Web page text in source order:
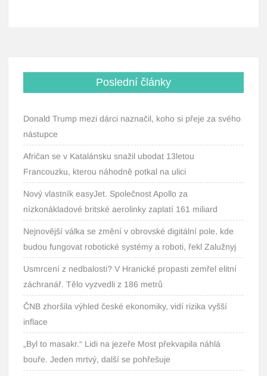
Poslední články
Donald Trump mezi dárci naznačil, koho si přeje za svého
nástupce
Afričan se v Katalánsku snažil ubodat 13letou
Francouzku, kterou náhodně potkal na ulici
Nový vlastník easyJet. Společnost Apollo za
nízkonákladové britské aerolinky zaplatí 161 miliard
Nejnovější válka se změní v obrovské digitální pole, kde
budou fungovat robotické systémy a roboti, řekl Zalužnyj
Usmrcení z nedbalosti? V Hranické propasti zemřel elitní
záchranář. Tělo vyzvedli z 186 metrů
ČNB zhoršila výhled české ekonomiky, vidí rizika vyšší
inflace
„Byl to masakr.“ Lidi na jezeře Most překvapila náhlá
bouře. Jeden mrtvý, další se pohřešuje